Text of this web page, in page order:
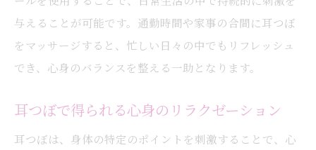
耳つぼがもたらす恒久的な健康と美しさ
耳つぼを活用した健康管理の基本
耳つぼによる体調改善の実例
耳つぼの継続的な施術がもたらす持続効果
与えることが可能です。通勤時間や家事の合間に耳つぼ
をマッサージすると、忙しい日々の中でもリフレッシュ
でき、心身のバランスを整える一助となります。
耳つぼで得られる心身のリラクゼーション
耳つぼは、身体の特定のポイントを刺激することで、心